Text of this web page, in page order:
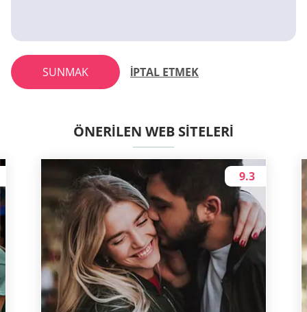
SUNMAK İPTAL ETMEK
ÖNERILEN WEB SITELERI
9.3